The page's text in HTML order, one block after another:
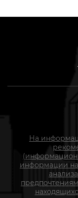
На
информации на